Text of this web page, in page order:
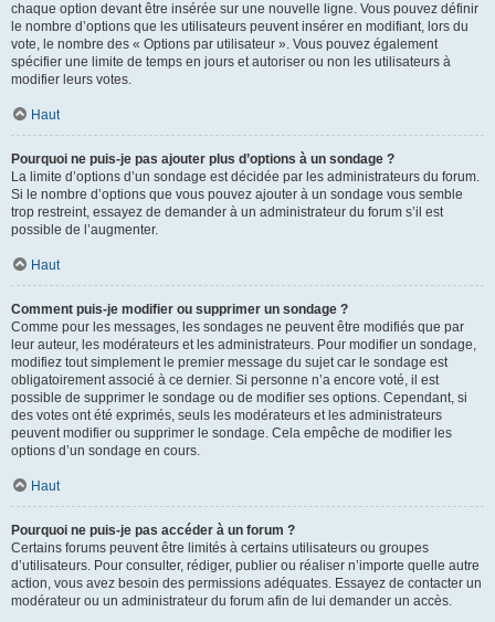
chaque option devant être insérée sur une nouvelle ligne. Vous pouvez définir
le nombre d’options que les utilisateurs peuvent insérer en modifiant, lors du
vote, le nombre des « Options par utilisateur ». Vous pouvez également
spécifier une limite de temps en jours et autoriser ou non les utilisateurs à
modifier leurs votes.
Haut
Pourquoi ne puis-je pas ajouter plus d’options à un sondage ?
La limite d’options d’un sondage est décidée par les administrateurs du forum.
Si le nombre d’options que vous pouvez ajouter à un sondage vous semble
trop restreint, essayez de demander à un administrateur du forum s’il est
possible de l’augmenter.
Haut
Comment puis-je modifier ou supprimer un sondage ?
Comme pour les messages, les sondages ne peuvent être modifiés que par
leur auteur, les modérateurs et les administrateurs. Pour modifier un sondage,
modifiez tout simplement le premier message du sujet car le sondage est
obligatoirement associé à ce dernier. Si personne n’a encore voté, il est
possible de supprimer le sondage ou de modifier ses options. Cependant, si
des votes ont été exprimés, seuls les modérateurs et les administrateurs
peuvent modifier ou supprimer le sondage. Cela empêche de modifier les
options d’un sondage en cours.
Haut
Pourquoi ne puis-je pas accéder à un forum ?
Certains forums peuvent être limités à certains utilisateurs ou groupes
d’utilisateurs. Pour consulter, rédiger, publier ou réaliser n’importe quelle autre
action, vous avez besoin des permissions adéquates. Essayez de contacter un
modérateur ou un administrateur du forum afin de lui demander un accès.